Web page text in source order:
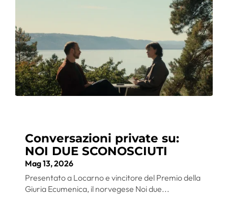
Conversazioni private su:
NOI DUE SCONOSCIUTI
Mag 13, 2026
Presentato a Locarno e vincitore del Premio della
Giuria Ecumenica, il norvegese Noi due...